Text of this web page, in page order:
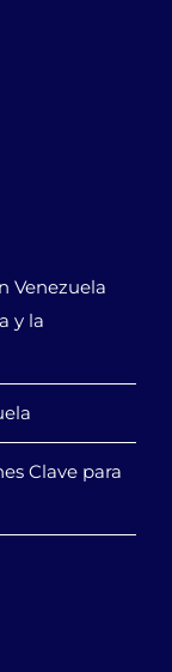
Venezuela
y la
Clave para